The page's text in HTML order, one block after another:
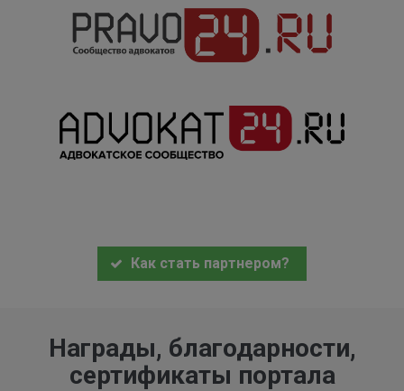
Как стать партнером?
Награды, благодарности,
сертификаты портала